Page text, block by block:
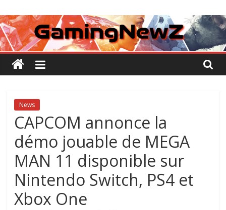
au
contenu
GamingNewZ
Tests
et
Actu
des
vidéo
News
CAPCOM annonce la
démo jouable de MEGA
MAN 11 disponible sur
Nintendo Switch, PS4 et
Xbox One